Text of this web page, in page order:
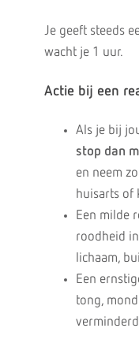
Je geeft steeds
wacht je 1 uur.
Actie bij een
Als je bij
stop dan
en neem
huisarts of
Een milde
roodheid
lichaam,
Een
tong,